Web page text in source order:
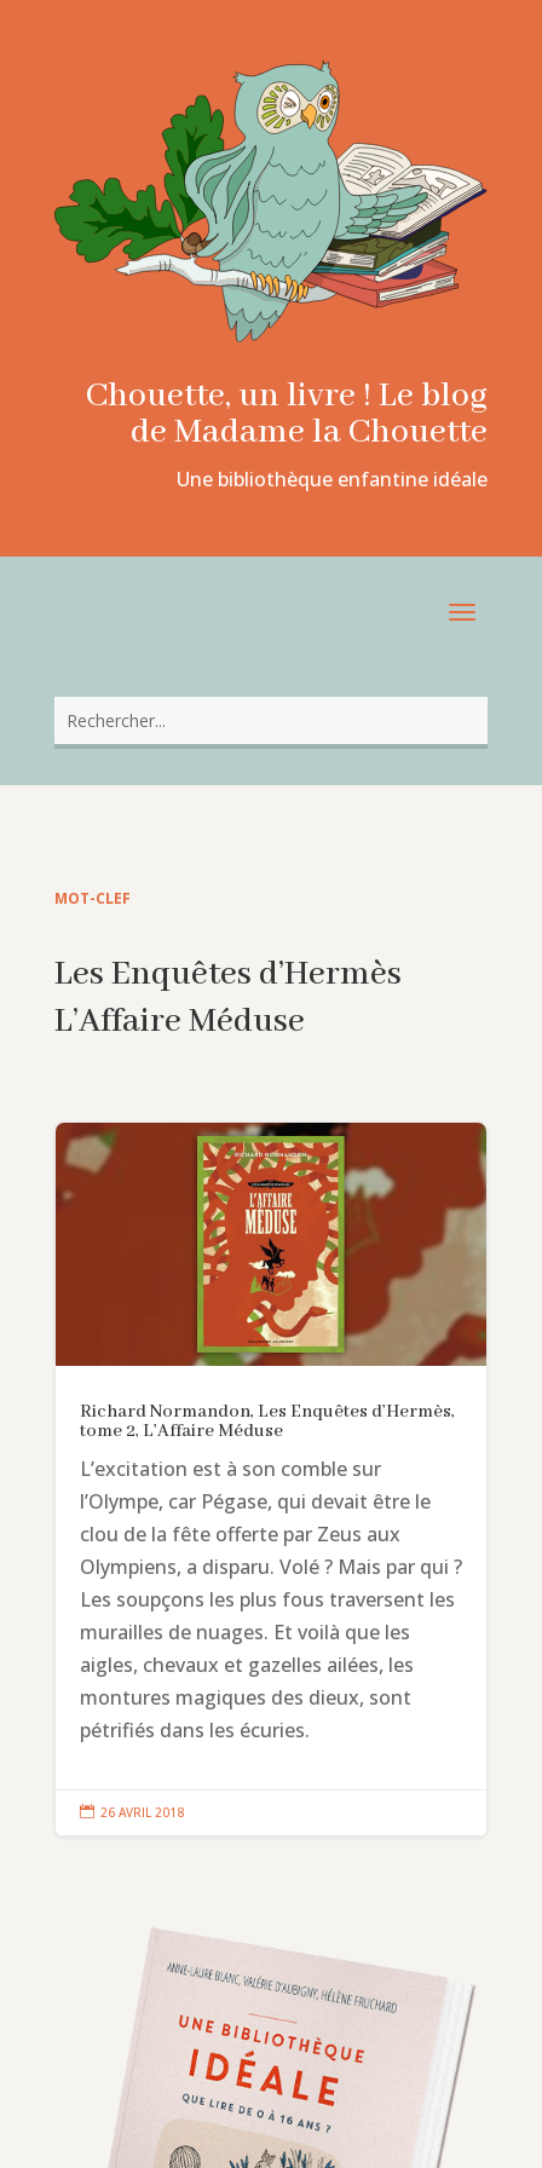
Chouette, un livre ! Le blog
de Madame la Chouette
Une bibliothèque enfantine idéale
MOT-CLEF
Les Enquêtes d’Hermès
L’Affaire Méduse
Richard Normandon, Les Enquêtes d’Hermès,
tome 2, L’Affaire Méduse
L’excitation est à son comble sur
l’Olympe, car Pégase, qui devait être le
clou de la fête offerte par Zeus aux
Olympiens, a disparu. Volé ? Mais par qui ?
Les soupçons les plus fous traversent les
murailles de nuages. Et voilà que les
aigles, chevaux et gazelles ailées, les
montures magiques des dieux, sont
pétrifiés dans les écuries.
 26 AVRIL 2018